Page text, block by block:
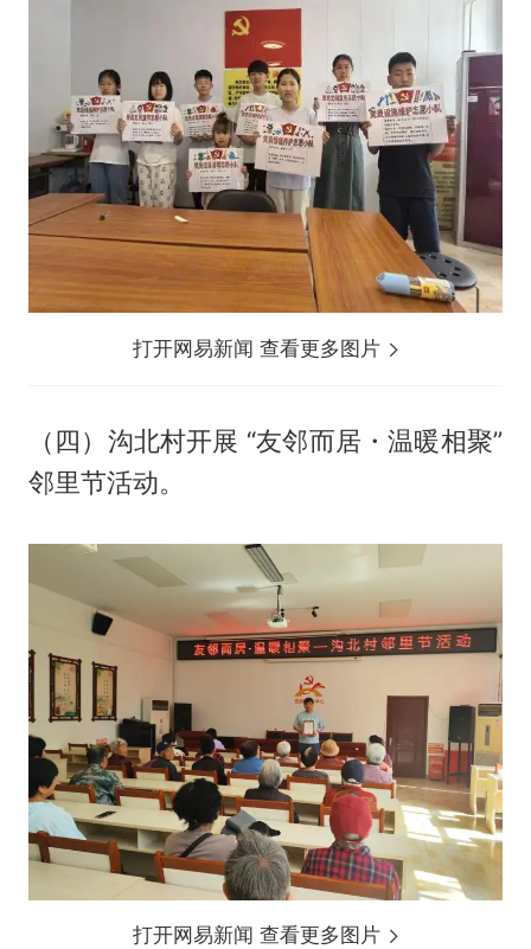
打开网易新闻 查看更多图片
（四）沟北村开展 “友邻而居・温暖相聚”
邻里节活动。
打开网易新闻 查看更多图片